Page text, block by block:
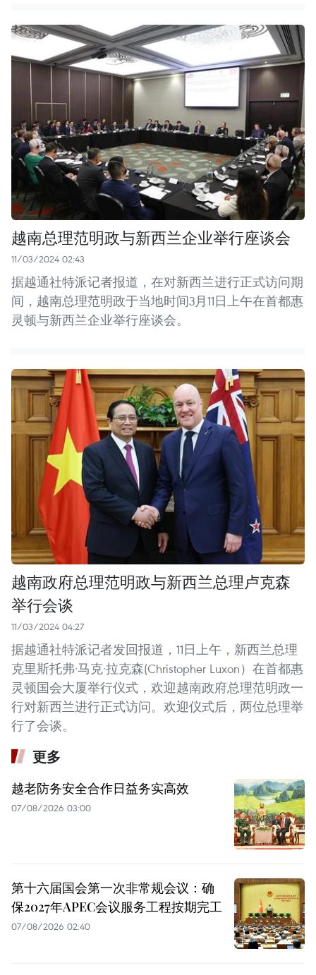
越南总理范明政与新西兰企业举行座谈会
11/03/2024 02:43
据越通社特派记者报道，在对新西兰进行正式访问期
间，越南总理范明政于当地时间3月11日上午在首都惠
灵顿与新西兰企业举行座谈会。
越南政府总理范明政与新西兰总理卢克森
举行会谈
11/03/2024 04:27
据越通社特派记者发回报道，11日上午，新西兰总理
克里斯托弗·马克·拉克森(Christopher Luxon）在首都惠
灵顿国会大厦举行仪式，欢迎越南政府总理范明政一
行对新西兰进行正式访问。欢迎仪式后，两位总理举
行了会谈。
更多
越老防务安全合作日益务实高效
07/08/2026 03:00
第十六届国会第一次非常规会议：确
保2027年APEC会议服务工程按期完工
07/08/2026 02:40